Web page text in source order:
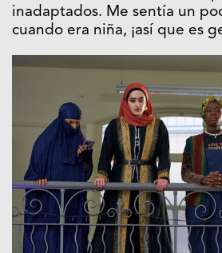
inadaptados. Me sentía un
cuando era niña, ¡así que es